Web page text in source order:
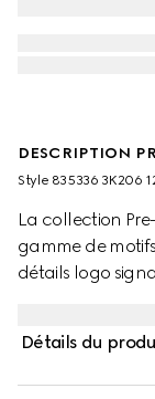
DESCRIPTION
Style ‎835336 3K206
La collection
gamme de
détails logo
Détails du